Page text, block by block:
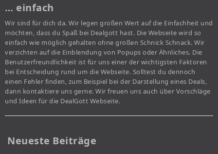
… einfach
Wir sind für dich da. Wir legen großen Wert auf die Einfachheit und
möchten, dass du Spaß bei Dealgott hast. Die Webseite wird so
einfach wie möglich gehalten ohne großen Schnick Schnack. Wir
verzichten auf die Einblendung von Popups oder Ähnliches. Die
Benutzerfreundlichkeit ist für uns einer der wichtigsten Faktoren
bei Entscheidung rund um die Webseite. Solltest du dennoch
einen Fehler finden, zum Beispiel bei der Darstellung eines Deals,
dann kontaktiere uns gerne. Wir freuen uns auch über Vorschläge
und Ideen für die DealGott Webseite.
Neueste Beiträge